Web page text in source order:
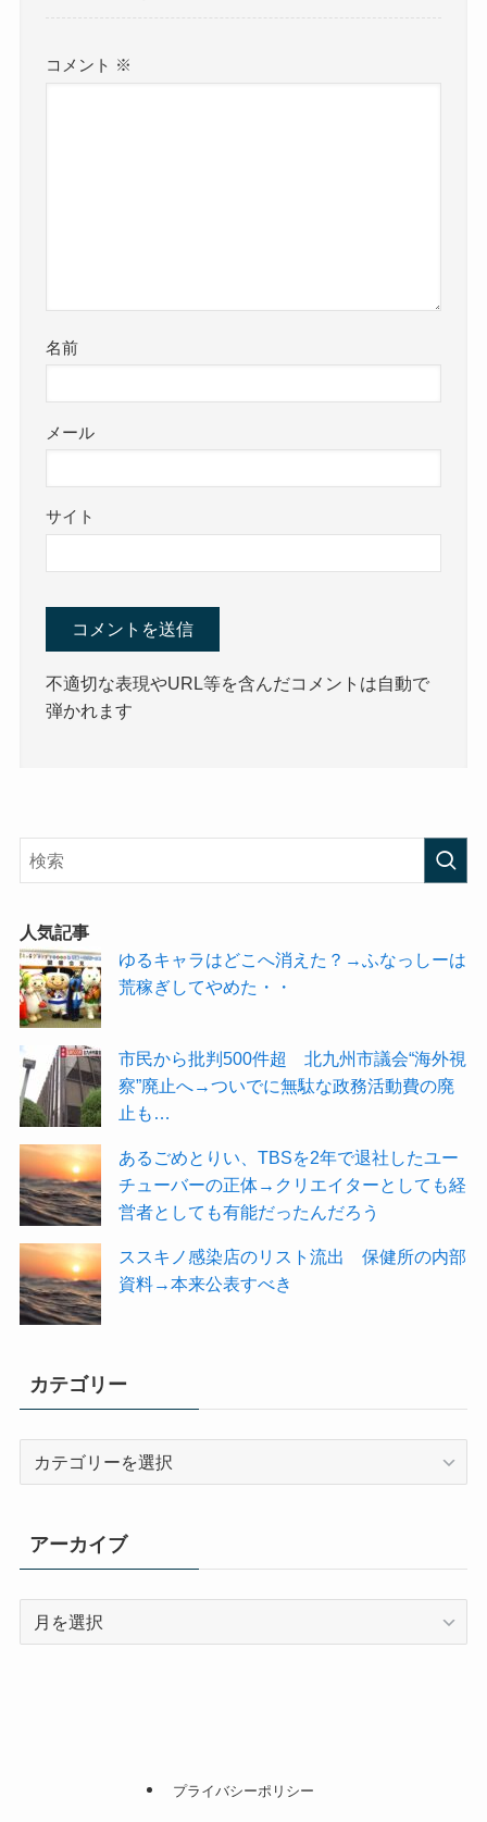
コメント ※
名前
メール
サイト
不適切な表現やURL等を含んだコメントは自動で
弾かれます
人気記事
ゆるキャラはどこへ消えた？→ふなっしーは
荒稼ぎしてやめた・・
市民から批判500件超 北九州市議会“海外視
察”廃止へ→ついでに無駄な政務活動費の廃
止も…
あるごめとりい、TBSを2年で退社したユー
チューバーの正体→クリエイターとしても経
営者としても有能だったんだろう
ススキノ感染店のリスト流出 保健所の内部
資料→本来公表すべき
カテゴリー
リ
ー
アーカイブ
プライバシーポリシー